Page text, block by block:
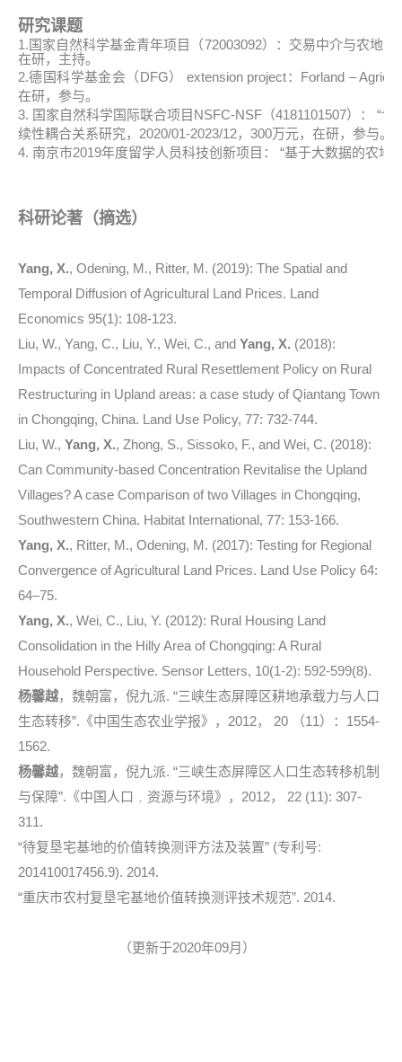
研究课题
1.国家自然科学基金青年项目（72003092）：交易中介与农地
在研，主持。
2.德国科学基金会（DFG） extension project：Forland –
在研，参与。
3. 国家自然科学国际联合项目NSFC-NSF（4181101507）： “
续性耦合关系研究，2020/01-2023/12，300万元，在研，参与。
4. 南京市2019年度留学人员科技创新项目： “基于大数据的农地
科研论著（摘选）
Yang, X., Odening, M., Ritter, M. (2019): The Spatial and
Temporal Diffusion of Agricultural Land Prices. Land
Economics 95(1): 108-123.
Liu, W., Yang, C., Liu, Y., Wei, C., and Yang, X. (2018):
Impacts of Concentrated Rural Resettlement Policy on Rural
Restructuring in Upland areas: a case study of Qiantang Town
in Chongqing, China. Land Use Policy, 77: 732-744.
Liu, W., Yang, X., Zhong, S., Sissoko, F., and Wei, C. (2018):
Can Community-based Concentration Revitalise the Upland
Villages? A case Comparison of two Villages in Chongqing,
Southwestern China. Habitat International, 77: 153-166.
Yang, X., Ritter, M., Odening, M. (2017): Testing for Regional
Convergence of Agricultural Land Prices. Land Use Policy 64:
64–75.
Yang, X., Wei, C., Liu, Y. (2012): Rural Housing Land
Consolidation in the Hilly Area of Chongqing: A Rural
Household Perspective. Sensor Letters, 10(1-2): 592-599(8).
杨馨越，魏朝富，倪九派. “三峡生态屏障区耕地承载力与人口
生态转移”.《中国生态农业学报》，2012， 20 （11）：1554-
1562.
杨馨越，魏朝富，倪九派. “三峡生态屏障区人口生态转移机制
与保障”.《中国人口﹒资源与环境》，2012， 22 (11): 307-
311.
“待复垦宅基地的价值转换测评方法及装置” (专利号:
201410017456.9). 2014.
“重庆市农村复垦宅基地价值转换测评技术规范”. 2014.
（更新于2020年09月）